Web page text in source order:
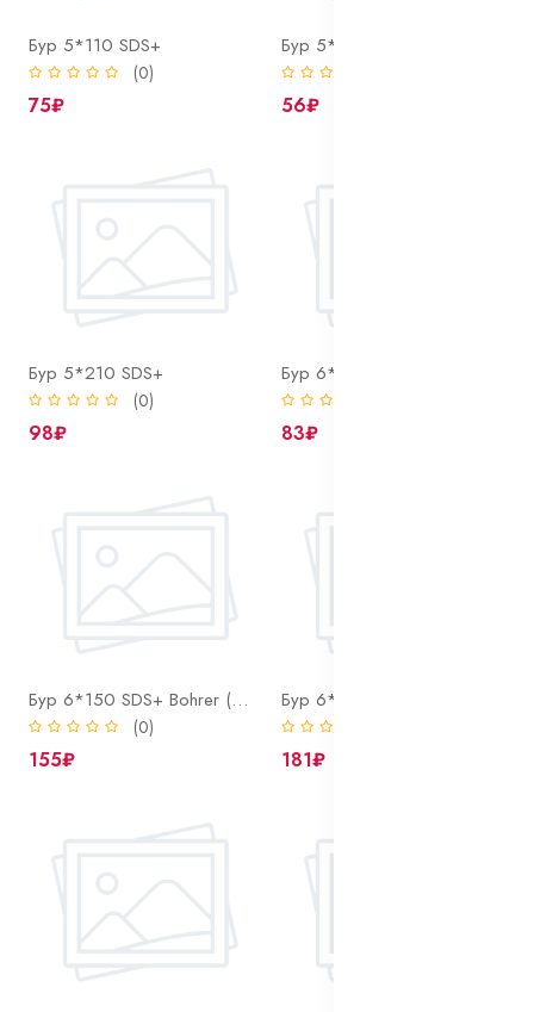
Бур 5*110 SDS+
(0)
75₽
Бур 5*160 SDS+
56₽
Бур 5*210 SDS+
(0)
98₽
Бур 6*110 SDS+
83₽
Бур 6*150 SDS+ Bohrer (2 резца, 2 спирали)
(0)
155₽ 181₽